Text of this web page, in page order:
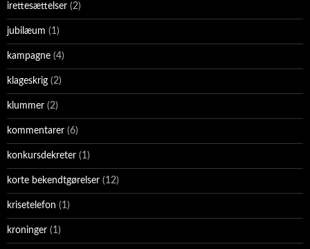
irettesættelser (2)
jubilæum (1)
kampagne (4)
klageskrig (2)
klummer (2)
kommentarer (6)
konkursdekreter (1)
korte bekendtgørelser (12)
krisetelefon (1)
kroninger (1)